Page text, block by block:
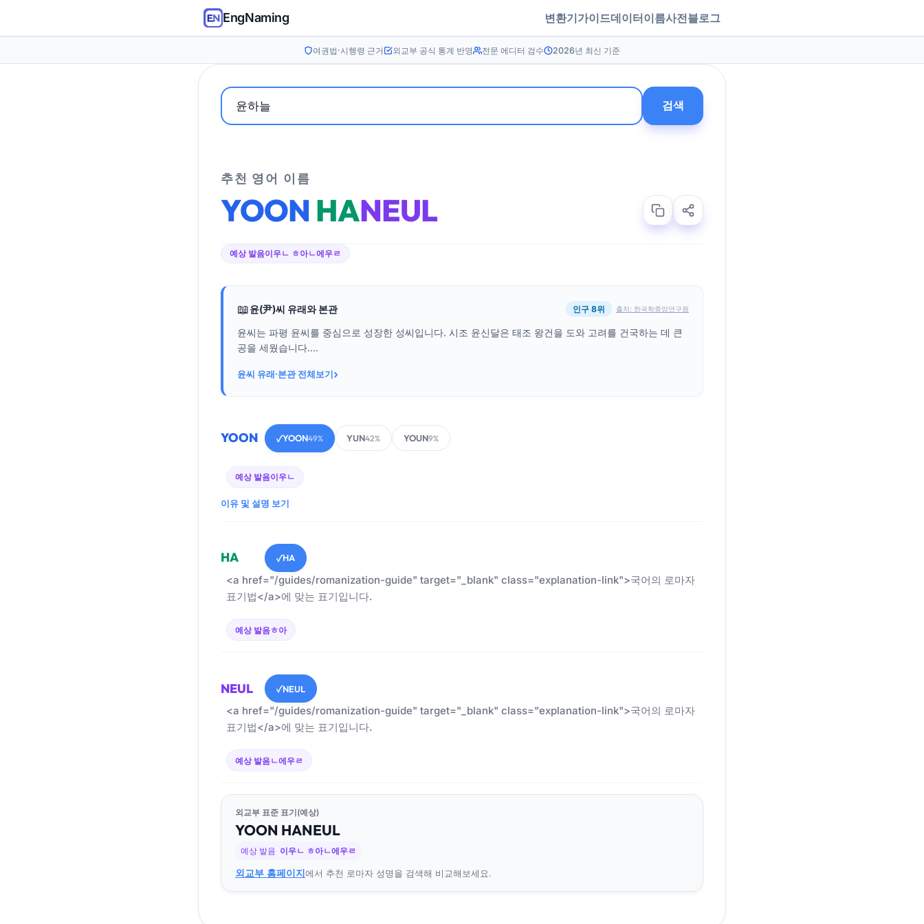
EngNaming 변환기가이드데이터이름사전블로그
여권법·시행령 근거 외교부 공식 통계 반영 전문 에디터 검수 2026년 최신 기준
검색
추천 영어 이름
YOON HANEUL
예상 발음이우ㄴ ㅎ아ㄴ에우ㄹ
📖윤(尹)씨 유래와 본관 인구 8위 출처: 한국학중앙연구원
윤씨는 파평 윤씨를 중심으로 성장한 성씨입니다. 시조 윤신달은 태조 왕건을 도와 고려를 건국하는 데 큰
공을 세웠습니다....
윤씨 유래·본관 전체보기›
YOON ✓YOON49% YUN42% YOUN9%
예상 발음이우ㄴ
이유 및 설명 보기
HA ✓HA
<a href="/guides/romanization-guide" target="_blank" class="explanation-link">국어의 로마자
표기법</a>에 맞는 표기입니다.
예상 발음ㅎ아
NEUL ✓NEUL
<a href="/guides/romanization-guide" target="_blank" class="explanation-link">국어의 로마자
표기법</a>에 맞는 표기입니다.
예상 발음ㄴ에우ㄹ
외교부 표준 표기(예상)
YOON HANEUL
예상 발음 이우ㄴ ㅎ아ㄴ에우ㄹ
외교부 홈페이지에서 추천 로마자 성명을 검색해 비교해보세요.